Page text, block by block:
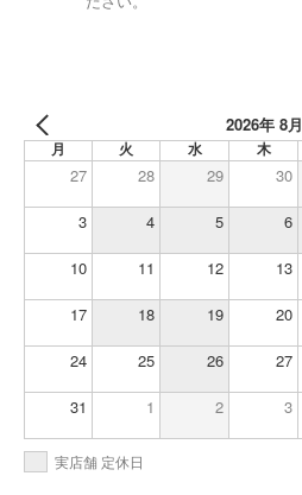
2026年 8月
月 火 水 木
27 28 29 30
3 4 5 6
10 11 12 13
17 18 19 20
24 25 26 27
31 1 2 3
実店舗 定休日